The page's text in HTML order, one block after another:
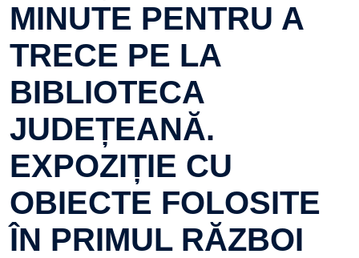
MINUTE PENTRU A
TRECE PE LA
BIBLIOTECA
JUDEȚEANĂ.
EXPOZIȚIE CU
OBIECTE FOLOSITE
ÎN PRIMUL RĂZBOI